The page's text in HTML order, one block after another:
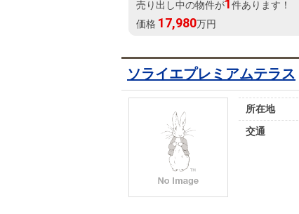
売り出し中の物件が1件あります！
価格 17,980万円
ソライエプレミアムテラス
所在地
交通